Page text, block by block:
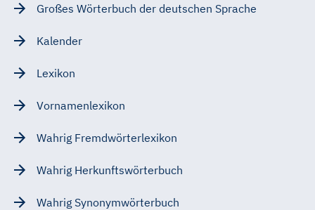
Großes Wörterbuch der deutschen Sprache
Kalender
Lexikon
Vornamenlexikon
Wahrig Fremdwörterlexikon
Wahrig Herkunftswörterbuch
Wahrig Synonymwörterbuch